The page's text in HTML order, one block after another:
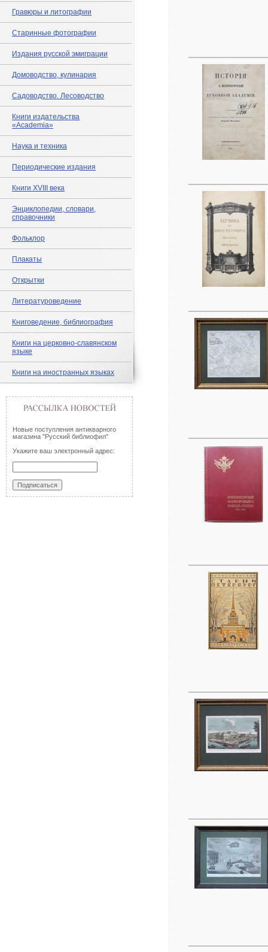
Гравюры и литографии
Старинные фотографии
Издания русской эмиграции
Домоводство, кулинария
Садоводство. Лесоводство
Книги издательства
«Academia»
Наука и техника
Периодические издания
Книги XVIII века
Энциклопедии, словари,
справочники
Фольклор
Плакаты
Открытки
Литературоведение
Книговедение, библиография
Книги на церковно-славянском
языке
Книги на иностранных языках
Новые поступления антикварного
магазина "Русский библиофил"
Укажите ваш электронный адрес: